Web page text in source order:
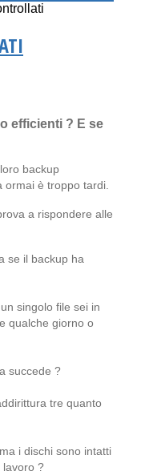
efficienti ? E se
backup
è troppo tardi.
a rispondere alle
se il backup ha
singolo file sei in
qualche giorno o
succede ?
tre quanto
i dischi sono intatti
lavoro ?